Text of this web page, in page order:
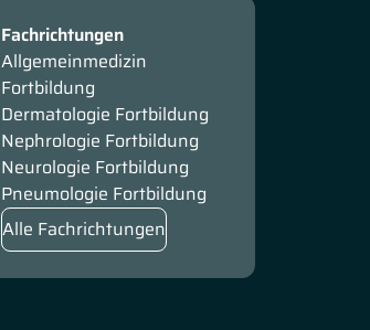
Fachrichtungen
Allgemeinmedizin
Fortbildung
Dermatologie Fortbildung
Nephrologie Fortbildung
Neurologie Fortbildung
Pneumologie Fortbildung
Alle Fachrichtungen